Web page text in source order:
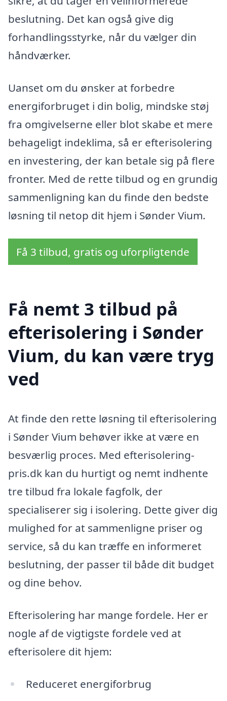
beslutning. Det kan også give dig
forhandlingsstyrke, når du vælger din
håndværker.
Uanset om du ønsker at forbedre
energiforbruget i din bolig, mindske støj
fra omgivelserne eller blot skabe et mere
behageligt indeklima, så er efterisolering
en investering, der kan betale sig på flere
fronter. Med de rette tilbud og en grundig
sammenligning kan du finde den bedste
løsning til netop dit hjem i Sønder Vium.
Få 3 tilbud, gratis og uforpligtende
Få nemt 3 tilbud på
efterisolering i Sønder
Vium, du kan være tryg
ved
At finde den rette løsning til efterisolering
i Sønder Vium behøver ikke at være en
besværlig proces. Med efterisolering-
pris.dk kan du hurtigt og nemt indhente
tre tilbud fra lokale fagfolk, der
specialiserer sig i isolering. Dette giver dig
mulighed for at sammenligne priser og
service, så du kan træffe en informeret
beslutning, der passer til både dit budget
og dine behov.
Efterisolering har mange fordele. Her er
nogle af de vigtigste fordele ved at
efterisolere dit hjem:
Reduceret energiforbrug